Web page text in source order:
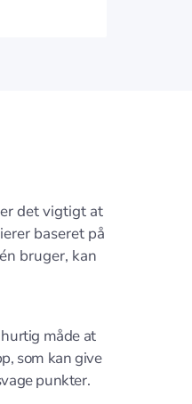
det vigtigt at
baseret på
bruger, kan
måde at
som kan give
punkter.